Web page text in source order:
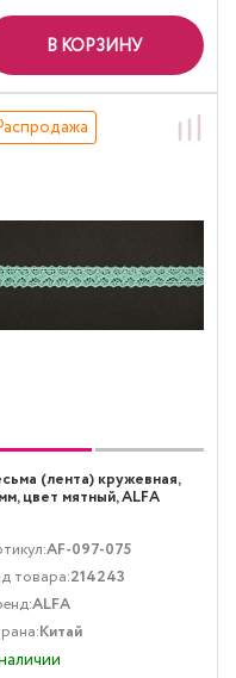
В КОРЗИНУ
(лента) кружевная,
цвет мятный, ALFA
AF-097-075
товара:214243
ALFA
Китай